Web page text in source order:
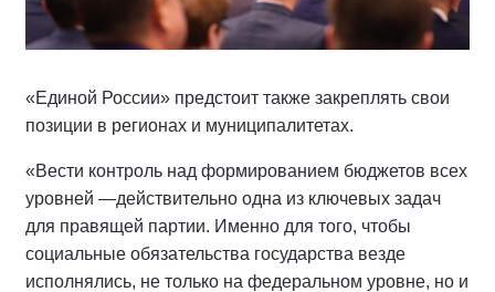
«Единой России» предстоит также закреплять свои
позиции в регионах и муниципалитетах.
«Вести контроль над формированием бюджетов всех
уровней —действительно одна из ключевых задач
для правящей партии. Именно для того, чтобы
социальные обязательства государства везде
исполнялись, не только на федеральном уровне, но и